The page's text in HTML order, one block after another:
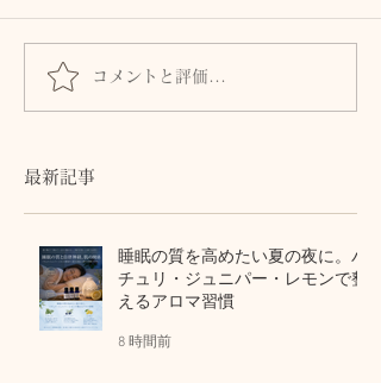
皮膚は「露出した脳」
コメントと評価...
最新記事
睡眠の質を高めたい夏の夜に。パ
チュリ・ジュニパー・レモンで整
えるアロマ習慣
8 時間前